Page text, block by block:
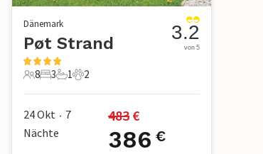
Dänemark
Pøt Strand
8 Gäste
8
3 Schlafzimmer
3
1 Badezimmer
1
2 Haustiere
2
3.2
von 5
24 Okt • 7
Nächte
483 €
386 €